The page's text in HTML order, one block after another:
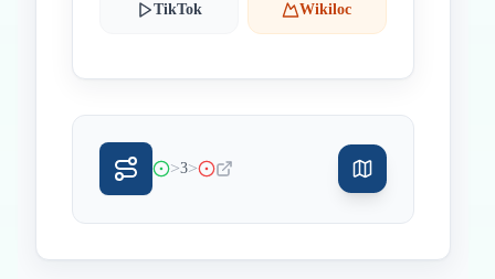
TikTok Wikiloc
>3>